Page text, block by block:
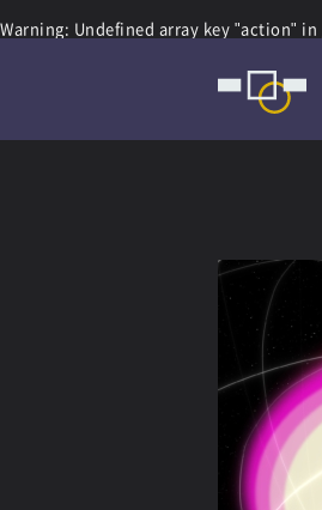
Warning: Undefined array key "action" in